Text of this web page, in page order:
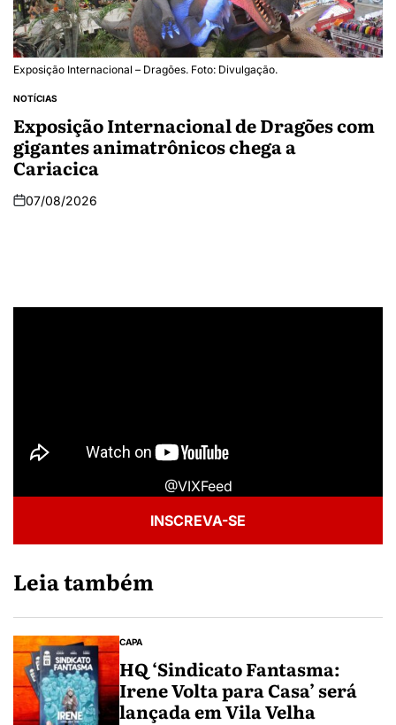
Exposição Internacional – Dragões. Foto: Divulgação.
NOTÍCIAS
Exposição Internacional de Dragões com
gigantes animatrônicos chega a
Cariacica
07/08/2026
@VIXFeed
INSCREVA-SE
Leia também
CAPA
HQ ‘Sindicato Fantasma:
Irene Volta para Casa’ será
lançada em Vila Velha